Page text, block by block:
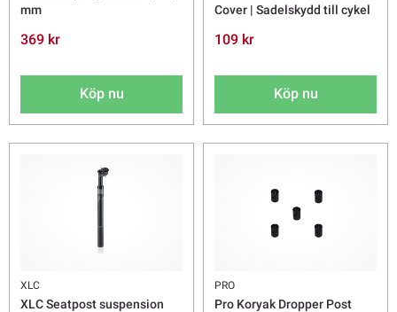
mm
369 kr
Köp nu
Cover | Sadelskydd till cykel
109 kr
Köp nu
XLC
XLC Seatpost suspension
PRO
Pro Koryak Dropper Post